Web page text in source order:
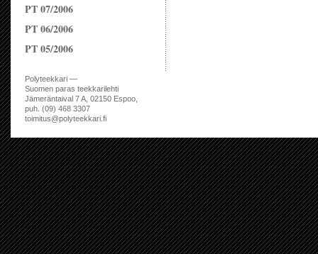
PT 07/2006
PT 06/2006
PT 05/2006
Polyteekkari —
Suomen paras teekkarilehti
Jämeräntaival 7 A, 02150 Espoo,
puh. (09) 468 3307
toimitus@polyteekkari.fi